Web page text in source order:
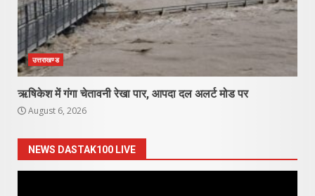
उत्तराखण्ड
ऋषिकेश में गंगा चेतावनी रेखा पार, आपदा दल अलर्ट मोड पर
August 6, 2026
NEWS DASTAK100 LIVE